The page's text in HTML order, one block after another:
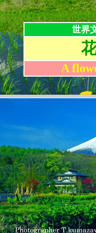
世界
A